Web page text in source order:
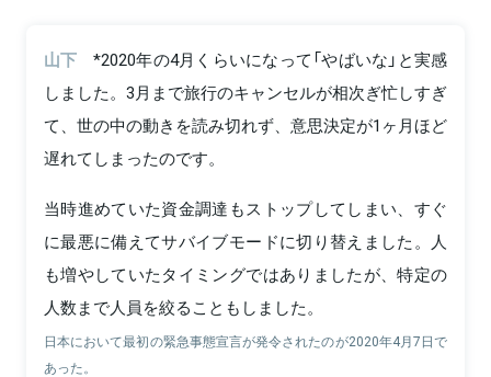
山下
*2020年の4月くらいになって「やばいな」と実感
しました。3月まで旅行のキャンセルが相次ぎ忙しすぎ
て、世の中の動きを読み切れず、意思決定が1ヶ月ほど
遅れてしまったのです。
当時進めていた資金調達もストップしてしまい、すぐ
に最悪に備えてサバイブモードに切り替えました。人
も増やしていたタイミングではありましたが、特定の
人数まで人員を絞ることもしました。
日本において最初の緊急事態宣言が発令されたのが2020年4月7日で
あった。